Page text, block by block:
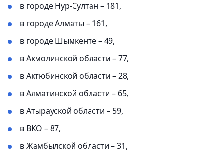
в городе Нур-Султан – 181,
в городе Алматы – 161,
в городе Шымкенте – 49,
в Акмолинской области – 77,
в Актюбинской области – 28,
в Алматинской области – 65,
в Атырауской области – 59,
в ВКО – 87,
в Жамбылской области – 31,